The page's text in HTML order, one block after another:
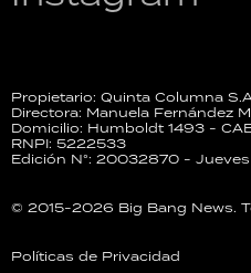
Propietario: Quinta Columna
Directora: Manuela Fernández
Domicilio: Humboldt 1493 -
RNPI: 5222533
Edición N°: 20032870 -
© 2015-2026 Big Bang News.
Políticas de Privacidad